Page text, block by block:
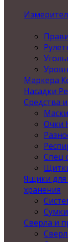
Маркера
Насадки
Средства
Очки
Спец
Ящики для
хранения
Сверла и